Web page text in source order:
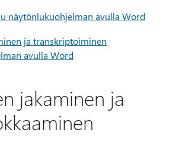
näytönlukuohjelman avulla Word
ja transkriptoiminen
avulla Word
jakaminen ja